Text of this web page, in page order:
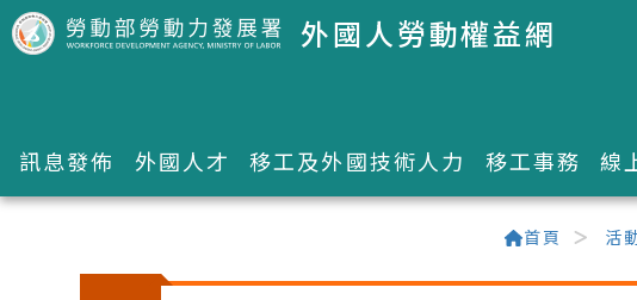
跳到主要內容區塊 外國人勞動權益網
訊息發佈 外國人才 移工及外國技術人力 移工事務 線
首頁 活